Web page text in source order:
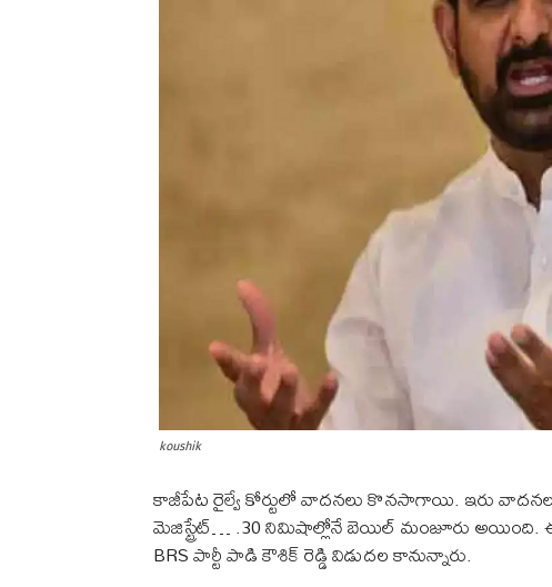
koushik
కాజీపేట రైల్వే కోర్టులో వాదనలు కొనసాగాయి. ఇరు
మెజిస్ట్రేట్… .30 నిమిషాల్లోనే బెయిల్ మంజూరు అయింది.
BRS పార్టీ పాడి కౌశిక్ రెడ్డి విడుదల కానున్నారు.